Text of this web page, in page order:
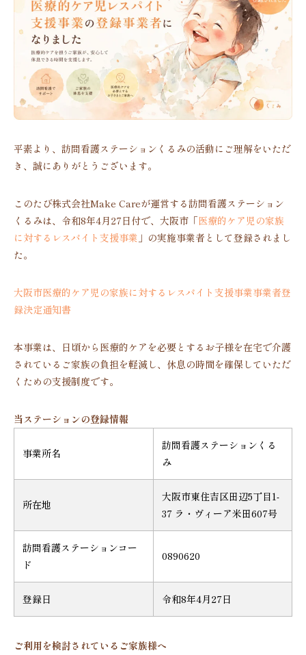
平素より、訪問看護ステーションくるみの活動にご理解をいただ
き、誠にありがとうございます。
このたび株式会社Make Careが運営する訪問看護ステーション
くるみは、令和8年4月27日付で、大阪市「医療的ケア児の家族
に対するレスパイト支援事業 」の実施事業者として登録されまし
た。
大阪市医療的ケア児の家族に対するレスパイト支援事業事業者登
録決定通知書
本事業は、日頃から医療的ケアを必要とするお子様を在宅で介護
されているご家族の負担を軽減し、休息の時間を確保していただ
くための支援制度です。
当ステーションの登録情報
事業所名
訪問看護ステーションくる
み
所在地
大阪市東住吉区田辺5丁目1-
37 ラ・ヴィーア米田607号
訪問看護ステーションコー
ド
0890620
登録日 令和8年4月27日
ご利用を検討されているご家族様へ